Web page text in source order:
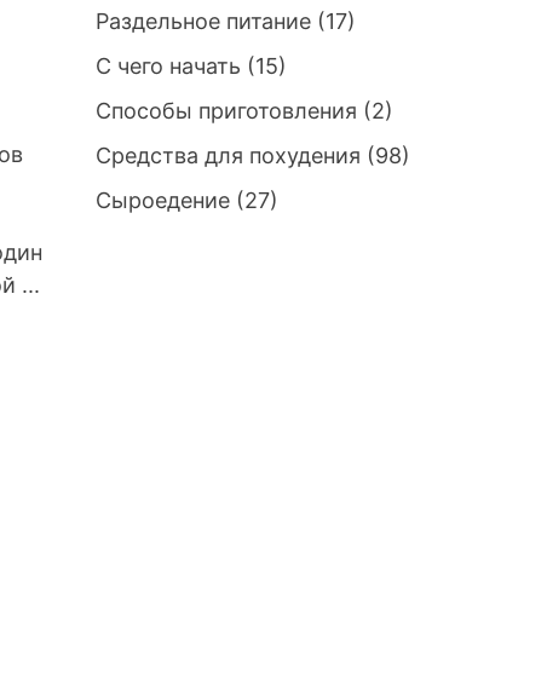
...
Раздельное питание(17)
С чего начать (15)
Способы приготовления (2)
Средства для похудения (98)
Сыроедение(27)